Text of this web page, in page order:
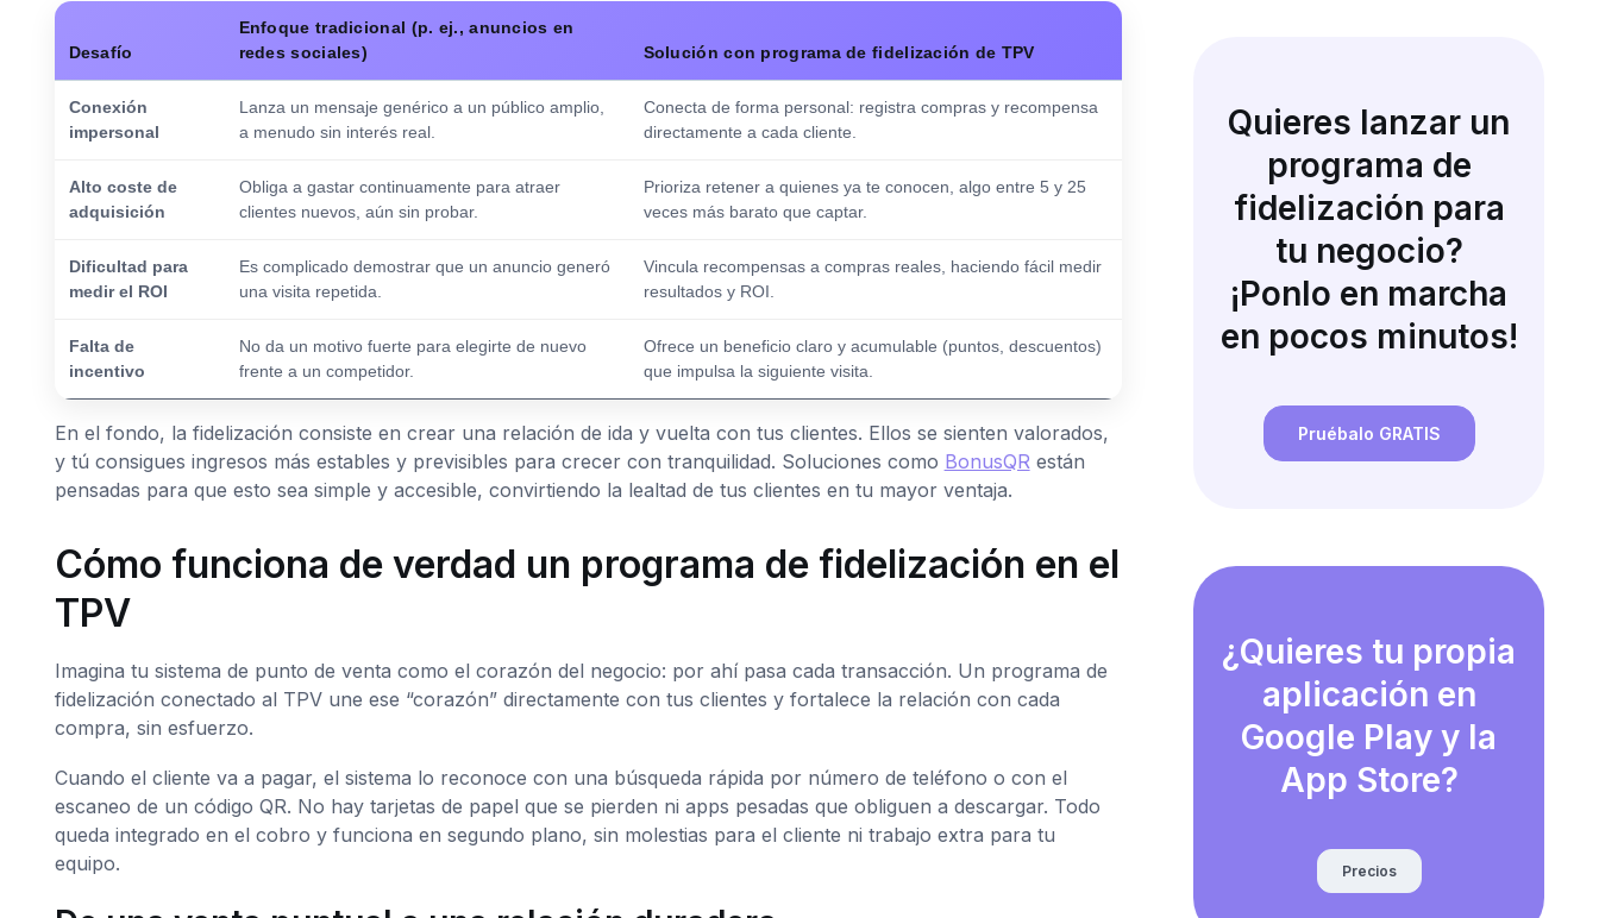
Desafío
Enfoque tradicional (p. ej., anuncios en
redes sociales)
Solución con programa de fidelización de TPV
Conexión
impersonal
Lanza un mensaje genérico a un público amplio,
a menudo sin interés real.
Conecta de forma personal: registra compras y recompensa
directamente a cada cliente.
Alto coste de
adquisición
Obliga a gastar continuamente para atraer
clientes nuevos, aún sin probar.
Prioriza retener a quienes ya te conocen, algo entre 5 y 25
veces más barato que captar.
Dificultad para
medir el ROI
Es complicado demostrar que un anuncio generó
una visita repetida.
Vincula recompensas a compras reales, haciendo fácil medir
resultados y ROI.
Falta de
incentivo
No da un motivo fuerte para elegirte de nuevo
frente a un competidor.
Ofrece un beneficio claro y acumulable (puntos, descuentos)
que impulsa la siguiente visita.
En el fondo, la fidelización consiste en crear una relación de ida y vuelta con tus clientes. Ellos se sienten valorados,
y tú consigues ingresos más estables y previsibles para crecer con tranquilidad. Soluciones como BonusQRestán
pensadas para que esto sea simple y accesible, convirtiendo la lealtad de tus clientes en tu mayor ventaja.
Cómo funciona de verdad un programa de fidelización en el
TPV
Imagina tu sistema de punto de venta como el corazón del negocio: por ahí pasa cada transacción. Un programa de
fidelización conectado al TPV une ese “corazón” directamente con tus clientes y fortalece la relación con cada
compra, sin esfuerzo.
Cuando el cliente va a pagar, el sistema lo reconoce con una búsqueda rápida por número de teléfono o con el
escaneo de un código QR. No hay tarjetas de papel que se pierden ni apps pesadas que obliguen a descargar. Todo
queda integrado en el cobro y funciona en segundo plano, sin molestias para el cliente ni trabajo extra para tu
equipo.
Quieres lanzar un
programa de
fidelización para
tu negocio?
¡Ponlo en marcha
en pocos minutos!
Pruébalo GRATIS
¿Quieres tu propia
aplicación en
Google Play y la
App Store?
Precios